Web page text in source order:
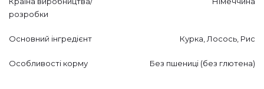
розробки
Основний інгредієнт Курка, Лосось, Рис
Особливості корму Без пшениці (без глютена)